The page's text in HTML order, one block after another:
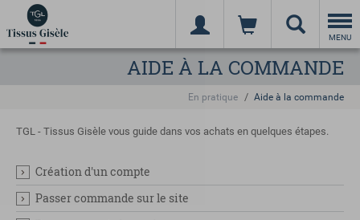
MENU
AIDE À LA COMMANDE
En pratique Aide à la commande
TGL - Tissus Gisèle vous guide dans vos achats en quelques étapes.
Création d'un compte
Passer commande sur le site